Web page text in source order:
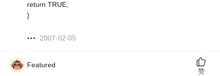
return TRUE;
}
2007-02-05
Featured
赞